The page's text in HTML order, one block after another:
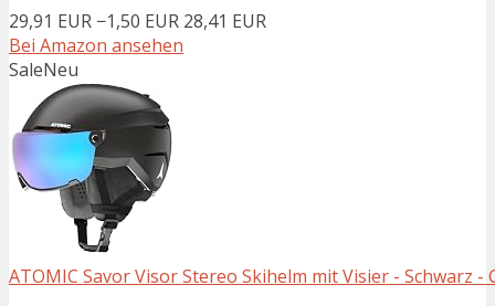
29,91 EUR −1,50 EUR 28,41 EUR
Bei Amazon ansehen
SaleNeu
ATOMIC Savor Visor Stereo Skihelm mit Visier - Schwarz -